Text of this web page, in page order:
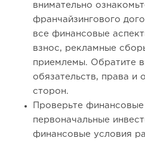
внимательно
франчайзингового
все финансовые
взнос, рекламные
приемлемы. Обратите
обязательств, права и
сторон.
Проверьте
первоначальные
финансовые условия